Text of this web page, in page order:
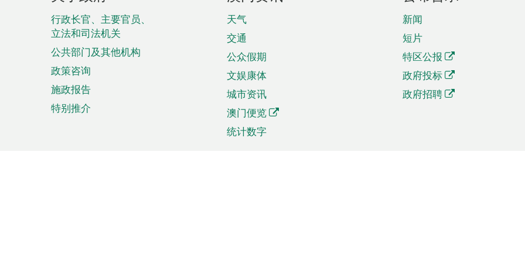
菜
单
行政长官、主要官员、
立法和司法机关
公共部门及其他机构
政策咨询
施政报告
特别推介
天气
交通
公众假期
文娱康体
城市资讯
澳门便览
统计数字
新闻
短片
特区公报
政府投标
政府招聘